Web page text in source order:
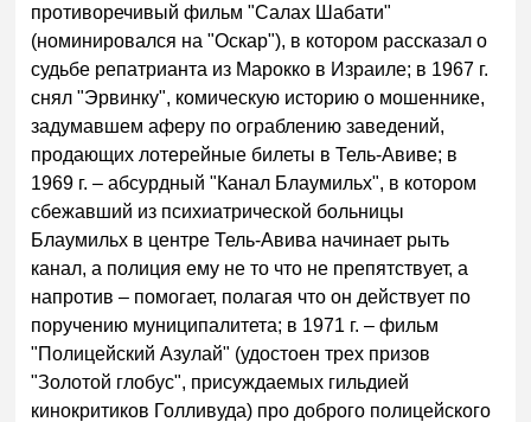
противоречивый фильм "Салах Шабати"
(номинировался на "Оскар"), в котором рассказал о
судьбе репатрианта из Марокко в Израиле; в 1967 г.
снял "Эрвинкy", комическую историю о мошеннике,
задумавшем аферу по ограблению заведений,
продающих лотерейные билеты в Тель-Авиве; в
1969 г. – абсурдный "Канал Блаумильх", в котором
сбежавший из психиатрической больницы
Блаумильх в центре Тель-Авива начинает рыть
канал, а полиция ему не то что не препятствует, а
напротив – помогает, полагая что он действует по
поручению муниципалитета; в 1971 г. – фильм
"Полицейский Азулай" (удостоен трех призов
"Золотой глобус", присуждаемых гильдией
кинокритиков Голливуда) про доброго полицейского